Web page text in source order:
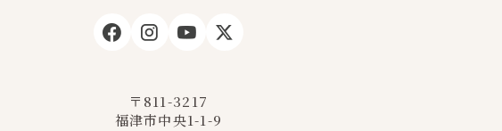
〒811-3217
福津市中央1-1-9